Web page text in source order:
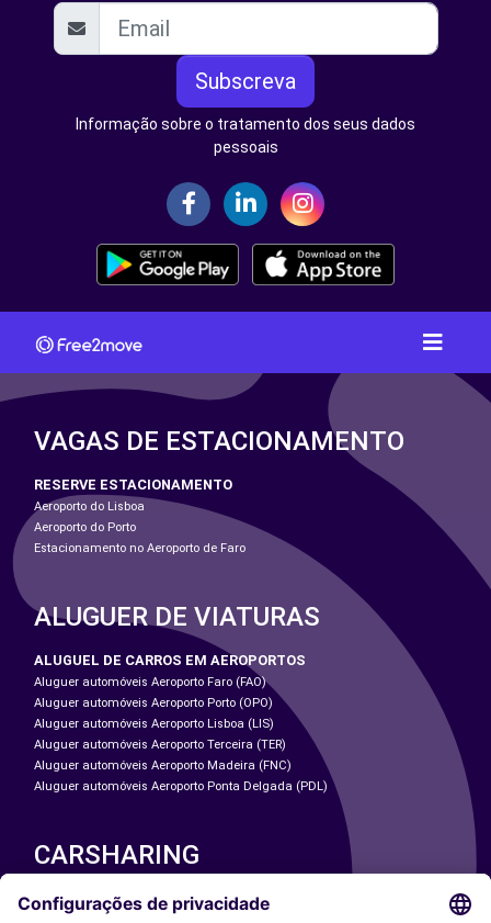
Subscreva
Informação sobre o tratamento dos seus dados
pessoais
VAGAS DE ESTACIONAMENTO
RESERVE ESTACIONAMENTO
Aeroporto do Lisboa
Aeroporto do Porto
Estacionamento no Aeroporto de Faro
ALUGUER DE VIATURAS
ALUGUEL DE CARROS EM AEROPORTOS
Aluguer automóveis Aeroporto Faro (FAO)
Aluguer automóveis Aeroporto Porto (OPO)
Aluguer automóveis Aeroporto Lisboa (LIS)
Aluguer automóveis Aeroporto Terceira (TER)
Aluguer automóveis Aeroporto Madeira (FNC)
Aluguer automóveis Aeroporto Ponta Delgada (PDL)
CARSHARING
NOSSAS CIDADES